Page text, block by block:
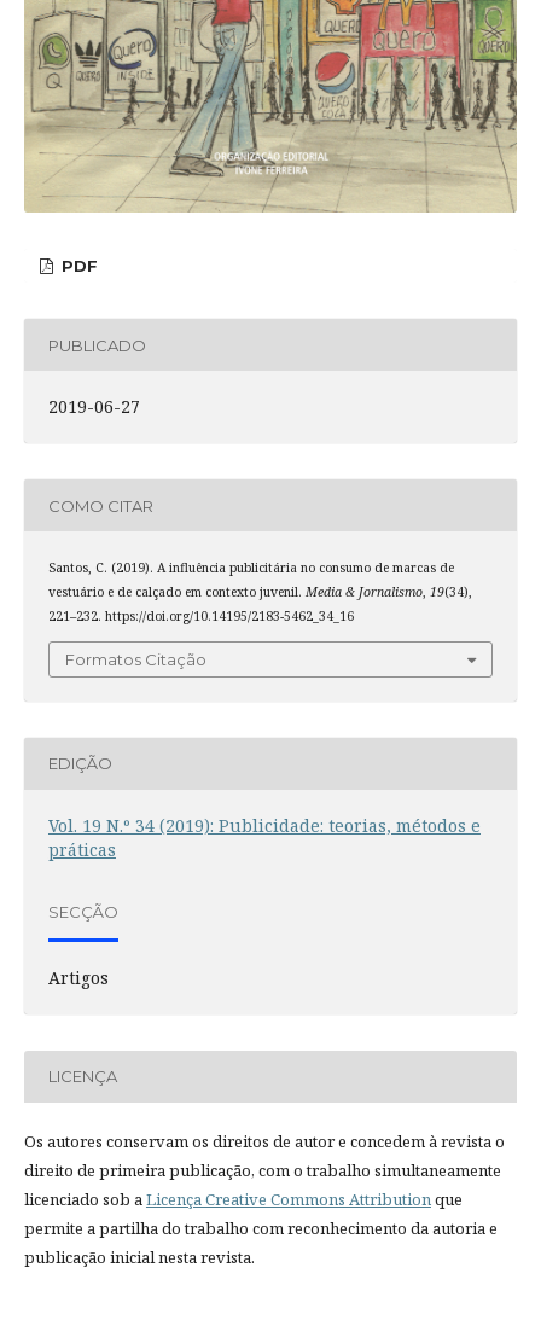
PDF
PUBLICADO
2019-06-27
COMO CITAR
Santos, C. (2019). A influência publicitária no consumo de marcas de
vestuário e de calçado em contexto juvenil. Media & Jornalismo, 19(34),
221–232. https://doi.org/10.14195/2183-5462_34_16
Formatos Citação
EDIÇÃO
Vol. 19 N.º 34 (2019): Publicidade: teorias, métodos e
práticas
SECÇÃO
Artigos
LICENÇA
Os autores conservam os direitos de autor e concedem à revista o
direito de primeira publicação, com o trabalho simultaneamente
licenciado sob aLicença Creative Commons Attributionque
permite a partilha do trabalho com reconhecimento da autoria e
publicação inicial nesta revista.